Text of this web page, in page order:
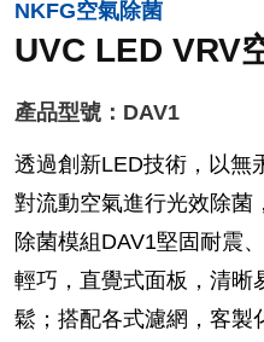
NKFG空氣除菌
UVC LED VRV
產品型號：DAV1
透過創新LED技術，以無
對流動空氣進行光效除菌
除菌模組DAV1堅固耐震
輕巧，直覺式面板，清晰
鬆；搭配各式濾網，客製